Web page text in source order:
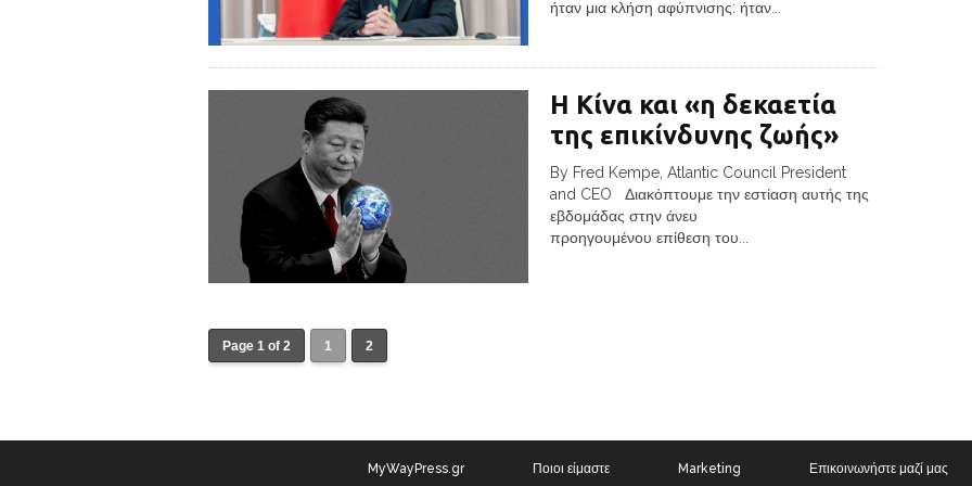
ήταν μια κλήση αφύπνισης: ήταν...
Η Κίνα και «η δεκαετία
της επικίνδυνης ζωής»
By Fred Kempe, Atlantic Council President
and CEO Διακόπτουμε την εστίαση αυτής της
εβδομάδας στην άνευ
προηγουμένου επίθεση του...
Page 1 of 2 1 2
MyWayPress.gr Ποιοι είμαστε Marketing Επικοινωνήστε μαζί μας